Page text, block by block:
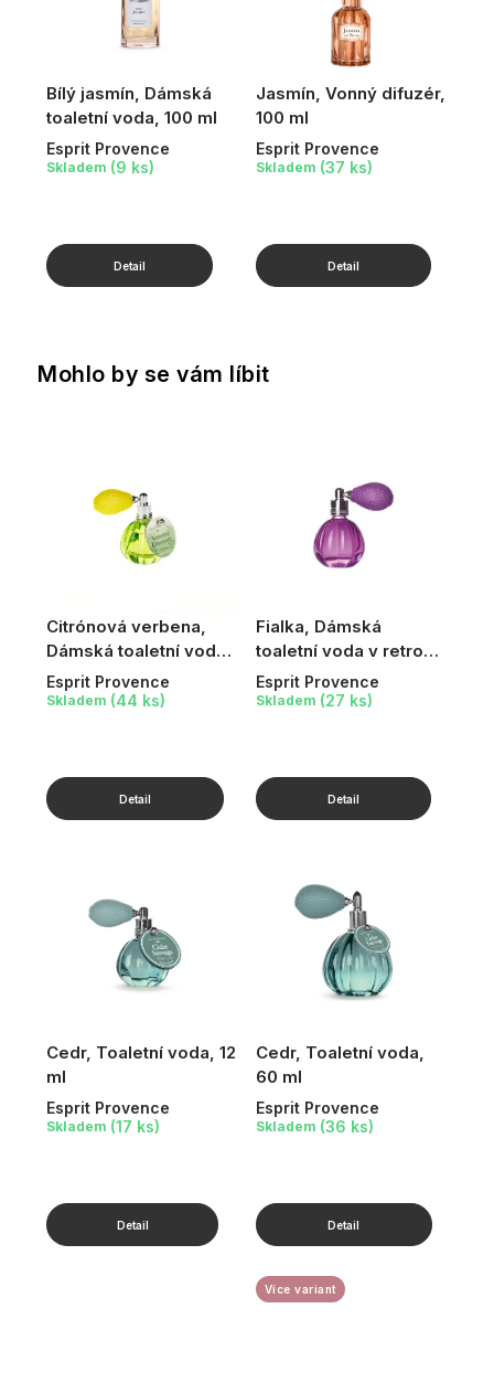
Bílý jasmín, Dámská
toaletní voda, 100 ml
Esprit Provence
Skladem (9 ks)
Jasmín, Vonný difuzér,
100 ml
Esprit Provence
Skladem (37 ks)
Mohlo by se vám líbit
Citrónová verbena,
Dámská toaletní voda
v retro flakónku, 12 ml
Esprit Provence
Skladem (44 ks)
Fialka, Dámská
toaletní voda v retro
flakónku, 12 ml
Esprit Provence
Skladem (27 ks)
Cedr, Toaletní voda, 12
ml
Esprit Provence
Skladem (17 ks)
Cedr, Toaletní voda,
60 ml
Esprit Provence
Skladem (36 ks)
Více variant